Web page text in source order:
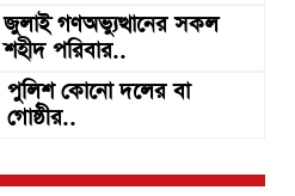
জুলাই গণঅভ্যুত্থানের সকল
শহীদ পরিবার..
পুলিশ কোনো দলের বা
গোষ্ঠীর..